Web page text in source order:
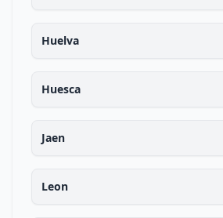
Huelva
Huesca
Jaen
Leon